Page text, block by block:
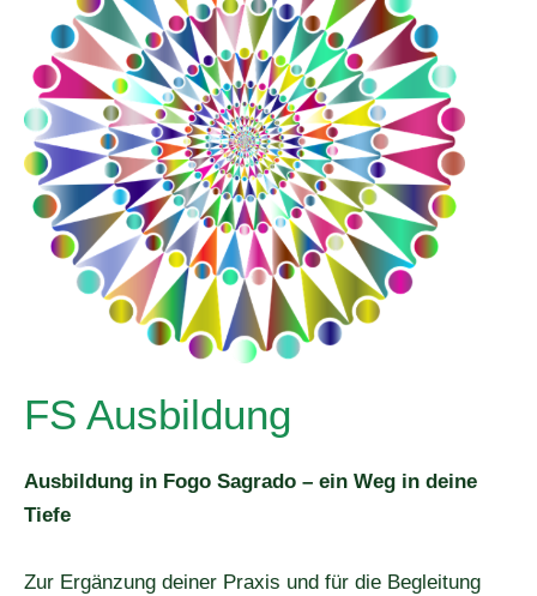
FS Ausbildung
Ausbildung in Fogo Sagrado – ein Weg in deine
Tiefe
Zur Ergänzung deiner Praxis und für die Begleitung